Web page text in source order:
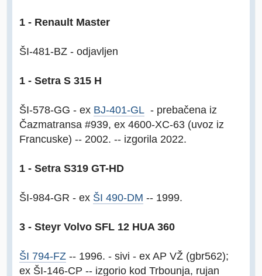
1 - Renault Master
ŠI-481-BZ - odjavljen
1 - Setra S 315 H
ŠI-578-GG - ex BJ-401-GL - prebačena iz
Čazmatransa #939, ex 4600-XC-63 (uvoz iz
Francuske) -- 2002. -- izgorila 2022.
1 - Setra S319 GT-HD
ŠI-984-GR - ex ŠI 490-DM -- 1999.
3 - Steyr Volvo SFL 12 HUA 360
ŠI 794-FZ -- 1996. - sivi - ex AP VŽ (gbr562);
ex ŠI-146-CP -- izgorio kod Trbounja, rujan